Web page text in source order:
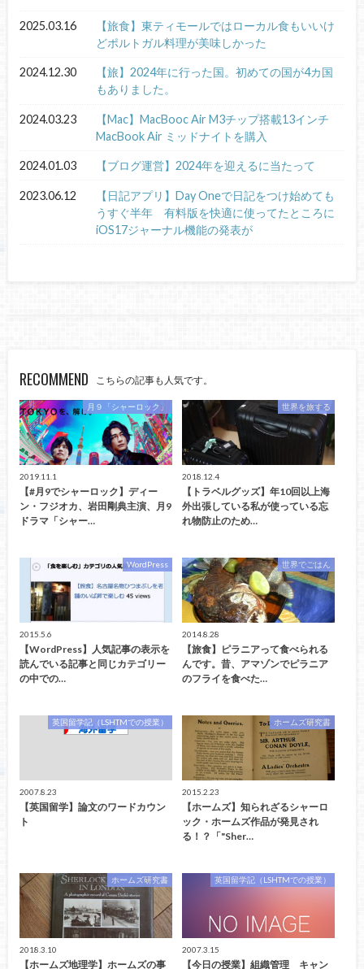
2025.03.16
【旅食】東ティモールではローカル食もいいけ
どポルトガル料理が美味しかった
2024.12.30
【旅】2024年に行った国。初めての国が4カ国
もありました。
2024.03.23
【Mac】MacBooc Air M3チップ搭載13インチ
MacBook Air ミッドナイトを購入
2024.01.03 【ブログ運営】2024年を迎えるに当たって
2023.06.12
【日記アプリ】Day Oneで日記をつけ始めても
うすぐ半年 有料版を快適に使ってたところに
iOS17ジャーナル機能の発表が
RECOMMEND こちらの記事も人気です。
月９「シャーロック」
2019.11.1
【#月9でシャーロック】ディー
ン・フジオカ、岩田剛典主演、月9
ドラマ「シャー…
世界を旅する
2018.12.4
【トラベルグッズ】年10回以上海
外出張している私が使っている忘
れ物防止のため…
WordPress
2015.5.6
【WordPress】人気記事の表示を
読んでいる記事と同じカテゴリー
の中での…
世界でごはん
2014.8.28
【旅食】ピラニアって食べられる
んです。昔、アマゾンでピラニア
のフライを食べた…
英国留学記（LSHTMでの授業）
2007.8.23
【英国留学】論文のワードカウン
ト
ホームズ研究書
2015.2.23
【ホームズ】知られざるシャーロ
ック・ホームズ作品が発見され
る！？「"Sher…
ホームズ研究書
2018.3.10
【ホームズ地理学】ホームズの事
英国留学記（LSHTMでの授業）
2007.3.15
【今日の授業】組織管理 キャン